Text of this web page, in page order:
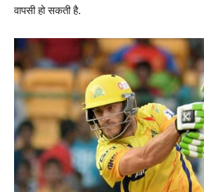
वापसी हो सकती है.